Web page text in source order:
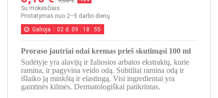
Su mokesčiais
Pristatymas nuo 2–5 darbo dienų
Galioja
02 d. 09 : 18 :54
Proraso jautriai odai kremas prieš skutimąsi 100 ml
Sudėtyje yra alavijų ir žaliosios arbatos ekstraktų, kurie
ramina, ir pagyvina veido odą. Subtiliai ramina odą ir
išlaiko ją minkštą ir elastingą. Visi ingredientai yra
gamtinės kilmės. Dermatologiškai patikrintas.